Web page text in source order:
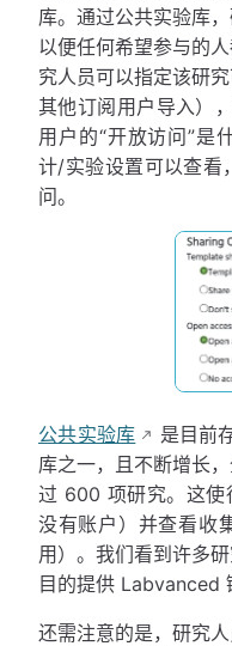
库。通过公共实验库
以便任何希望参与的
究人员可以指定该研
其他订阅用户导入）
用户的“开放访问”
计/实验设置可以查看
问。
公共实验库
是目前
库之一，且不断增长
过 600 项研究。这使
没有账户）并查看收
用）。我们看到许多
目的提供 Labvanced
还需注意的是，研究